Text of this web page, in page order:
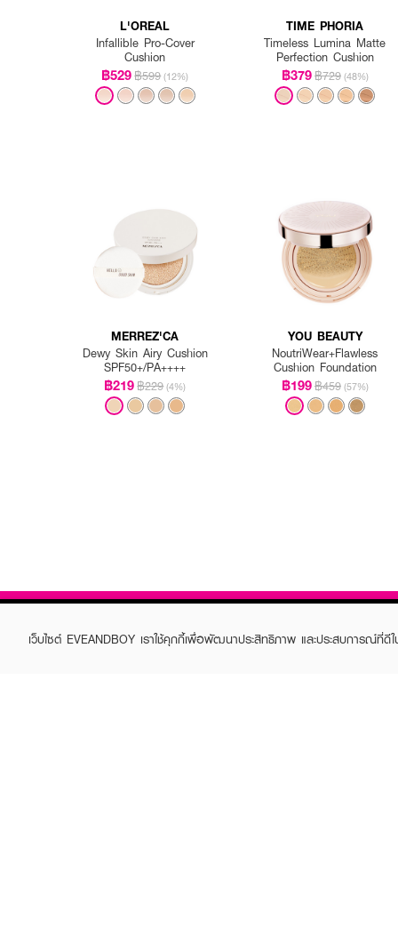
L'OREAL
Infallible Pro-Cover
Cushion
฿529฿599 (12%)
TIME PHORIA
Timeless Lumina Matte
Perfection Cushion
฿379฿729 (48%)
MERREZ'CA
Dewy Skin Airy Cushion
SPF50+/PA++++
฿219฿229 (4%)
YOU BEAUTY
NoutriWear+Flawless
Cushion Foundation
฿199฿459 (57%)
เว็บไซต์ EVEANDBOY เราใช้คุกกี้เพื่อพัฒนาประสิทธิภาพ และประสบการณ์ที่